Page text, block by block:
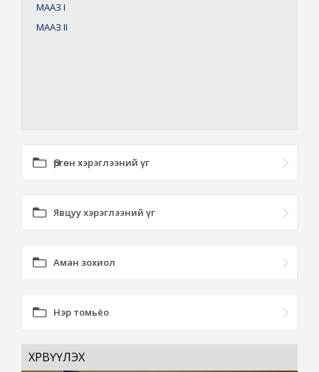
МААЗ I
МААЗ II
Өргөн хэрэглээний үг
Явцуу хэрэглээний үг
Аман зохиол
Нэр томьёо
ХӨРВҮҮЛЭХ